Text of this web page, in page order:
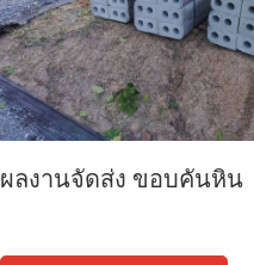
ผลงานจัดส่ง ขอบคันหิน